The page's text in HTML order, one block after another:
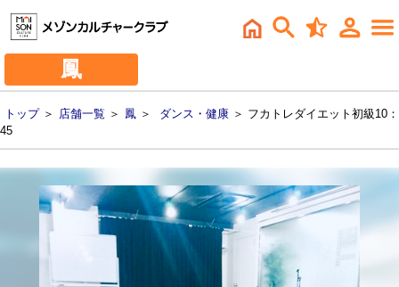
鳳
トップ＞ 店舗一覧 ＞ 鳳 ＞ ダンス・健康 ＞ フカトレダイエット初級10：
45